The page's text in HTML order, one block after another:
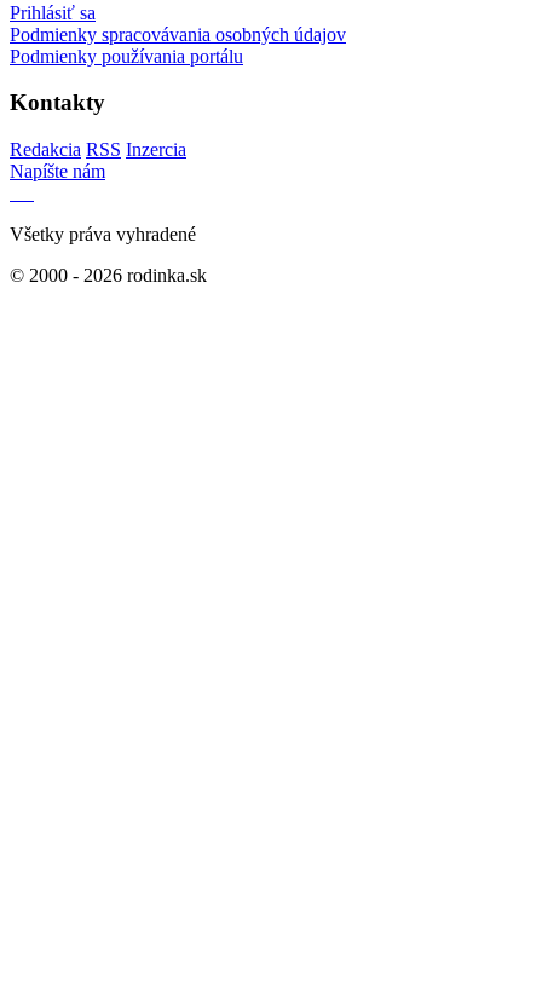
Prihlásiť sa
Podmienky spracovávania osobných údajov
Podmienky používania portálu
Kontakty
Redakcia RSS Inzercia
Napíšte nám
Všetky práva vyhradené
© 2000 - 2026 rodinka.sk